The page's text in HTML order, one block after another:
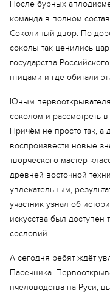
После бурных
команда в полном
Соколиный двор. По
соколы так ценились
государства
птицами и где обитали
Юным
соколом и рассмотреть в
Причём не просто так, а
воспроизвести новые
творческого мастер-
древней восточной
увлекательным,
участник узнал об
искусства был
сословий.
А сегодня ребят ждёт
Пасечника.
пчеловодства на Руси,